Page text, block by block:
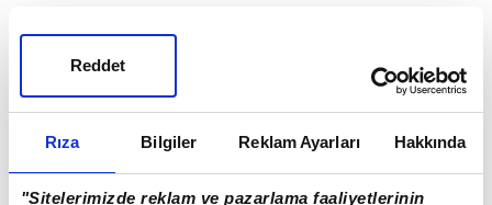
Rıza Bilgiler Reklam Ayarları Hakkında
"Sitelerimizde reklam ve pazarlama faaliyetlerinin
Reddet
O'NEİLL, TAKIMI YENİDEN YARIŞA SOKTU
İstikrarsız bir sezon geçiren Celtic, bu sezon 4 kez
teknik direktör değişikliğine giderken, 74 yaşındaki